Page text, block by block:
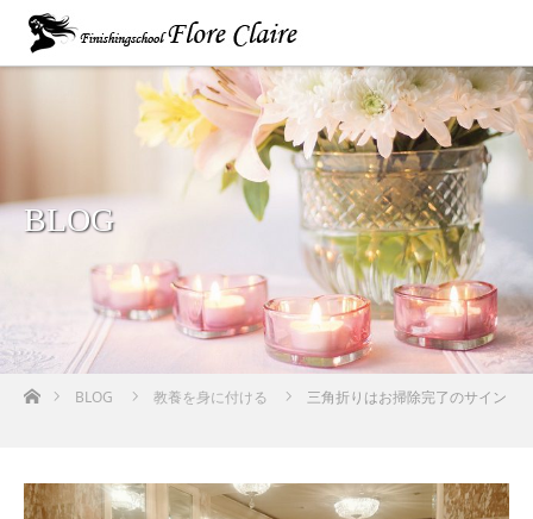
BLOG
ホームBLOG 教養を身に付ける 三角折りはお掃除完了のサイン